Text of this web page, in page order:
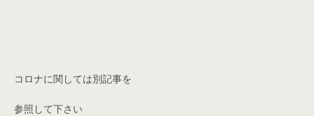
コロナに関しては別記事を
参照して下さい